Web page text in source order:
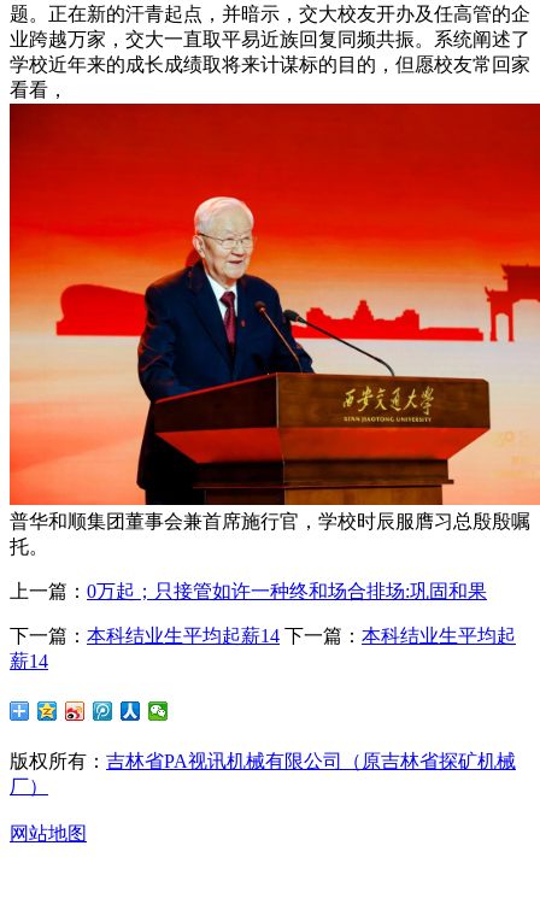
题。正在新的汗青起点，并暗示，交大校友开办及任高管的企
业跨越万家，交大一直取平易近族回复同频共振。系统阐述了
学校近年来的成长成绩取将来计谋标的目的，但愿校友常回家
看看，
普华和顺集团董事会兼首席施行官，学校时辰服膺习总殷殷嘱
托。
上一篇： 0万起；只接管如许一种终和场合排场:巩固和果
下一篇： 本科结业生平均起薪14 下一篇： 本科结业生平均起
薪14
版权所有： 吉林省PA视讯机械有限公司（原吉林省探矿机械
厂）
网站地图